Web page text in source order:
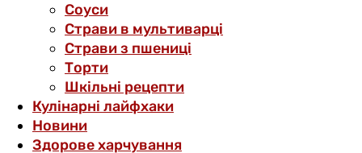
Соуси
Страви в мультиварці
Страви з пшениці
Торти
Шкільні рецепти
Кулінарні лайфхаки
Новини
Здорове харчування